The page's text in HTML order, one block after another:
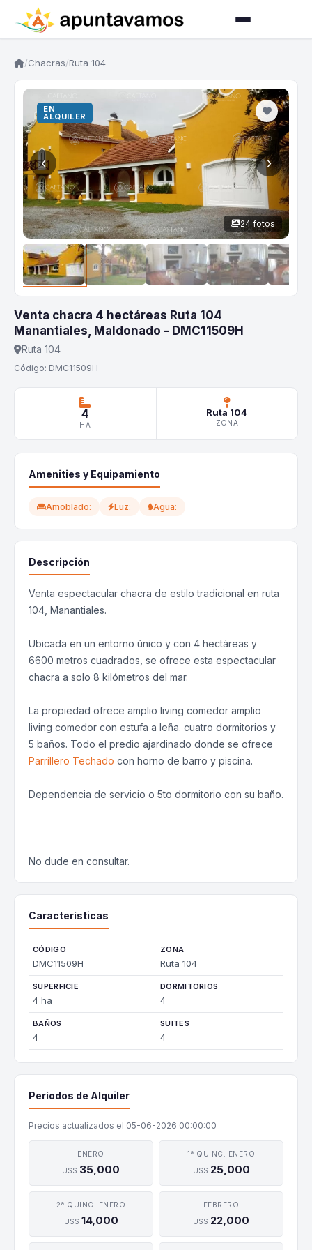
/Chacras/Ruta 104
‹ ›
EN
ALQUILER
24 fotos
Venta chacra 4 hectáreas Ruta 104
Manantiales, Maldonado - DMC11509H
Ruta 104
Código: DMC11509H
4
HA
Ruta 104
ZONA
Amenities y Equipamiento
Amoblado: Luz: Agua:
Descripción
Venta espectacular chacra de estilo tradicional en ruta
104, Manantiales.
Ubicada en un entorno único y con 4 hectáreas y
6600 metros cuadrados, se ofrece esta espectacular
chacra a solo 8 kilómetros del mar.
La propiedad ofrece amplio living comedor amplio
living comedor con estufa a leña. cuatro dormitorios y
5 baños. Todo el predio ajardinado donde se ofrece
Parrillero Techado con horno de barro y piscina.
Dependencia de servicio o 5to dormitorio con su baño.
No dude en consultar.
Características
CÓDIGO
DMC11509H
ZONA
Ruta 104
SUPERFICIE
4 ha
DORMITORIOS
4
BAÑOS
4
SUITES
4
Períodos de Alquiler
Precios actualizados el 05-06-2026 00:00:00
ENERO
U$S 35,000
1ª QUINC. ENERO
U$S 25,000
2ª QUINC. ENERO
U$S 14,000
FEBRERO
U$S 22,000